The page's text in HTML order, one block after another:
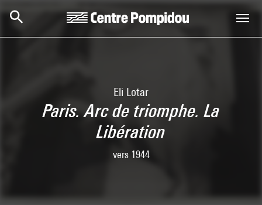
Centre Pompidou
Eli Lotar
Paris. Arc de triomphe. La
Libération
vers 1944